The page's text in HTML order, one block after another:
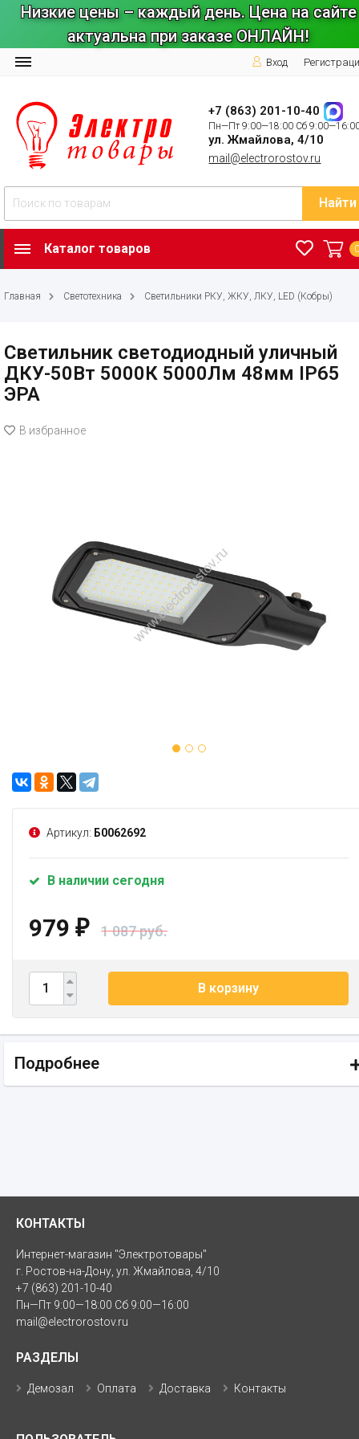
Низкие цены – каждый день. Цена на сайте
актуальна при заказе ОНЛАЙН!
Вход
+7 (863) 201-10-40
Пн—Пт 9:00—18:00 Сб
ул. Жмайлова, 4/10
mail@electrorostov.ru
Найти
Каталог товаров
Главная Светотехника Светильники РКУ, ЖКУ, ЛКУ, LED (Кобры)
Светильник светодиодный уличный
ДКУ-50Вт 5000К 5000Лм 48мм IP65
ЭРА
В избранное
Артикул: Б0062692
В наличии сегодня
979 ₽ 1 087 руб.
В корзину
Подробнее
КОНТАКТЫ
Интернет-магазин "Электротовары"
г. Ростов-на-Дону, ул. Жмайлова, 4/10
+7 (863) 201-10-40
Пн—Пт 9:00—18:00 Сб 9:00—16:00
mail@electrorostov.ru
РАЗДЕЛЫ
Демозал Оплата Доставка Контакты